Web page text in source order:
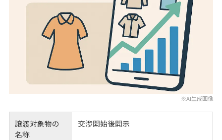
※AI生成画像
譲渡対象物の
名称
交渉開始後開示